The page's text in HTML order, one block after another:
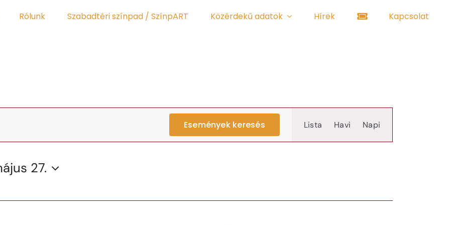
Rólunk Szabadtéri színpad / SzínpART Közérdekű adatok Hírek Kapcsolat
Események keresés
Event
Views
Lista Havi Napi
27.